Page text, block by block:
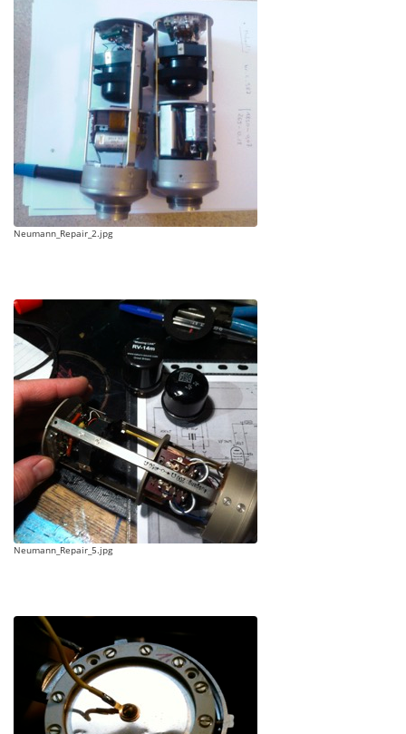
Neumann_Repair_2.jpg
Neumann_Repair_5.jpg